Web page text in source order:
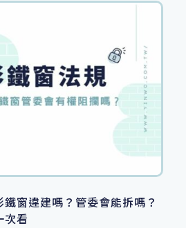
窗違建嗎？管委會能拆嗎？
次看